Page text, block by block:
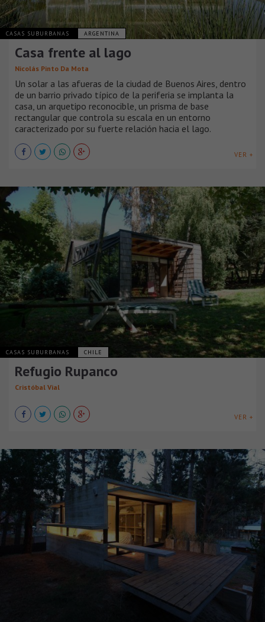
CASAS SUBURBANAS ARGENTINA
Casa frente al lago
Nicolás Pinto Da Mota
Un solar a las afueras de la ciudad de Buenos Aires, dentro
de un barrio privado típico de la periferia se implanta la
casa, un arquetipo reconocible, un prisma de base
rectangular que controla su escala en un entorno
caracterizado por su fuerte relación hacia el lago.
VER +
CASAS SUBURBANAS CHILE
Refugio Rupanco
Cristóbal Vial
VER +